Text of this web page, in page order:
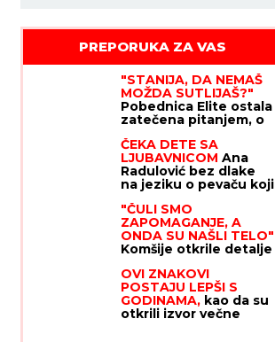
PREPORUKA ZA VAS
"STANIJA, DA NEMAŠ
MOŽDA SUTLIJAŠ?"
Pobednica Elite ostala
zatečena pitanjem, o
pričaju svi (VIDEO)
ČEKA DETE SA
LJUBAVNICOM Ana
Radulović bez dlake
na jeziku o pevaču koji
"Ježim se od toga"
"ČULI SMO
ZAPOMAGANJE, A
ONDA SU NAŠLI TELO"
Komšije otkrile detalje
Novom Beogradu:
"Sina su izbegavali..."
OVI ZNAKOVI
POSTAJU LEPŠI S
GODINAMA, kao da su
otkrili izvor večne